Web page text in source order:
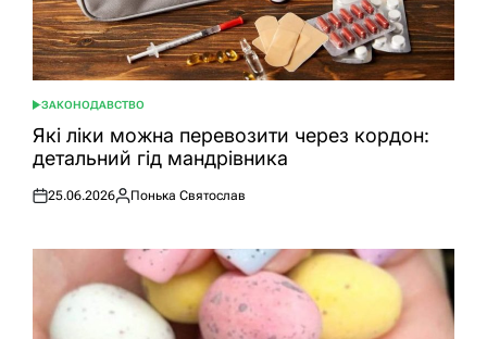
ОПУБЛІКУВАТИ
У
ЗАКОНОДАВСТВО
Які ліки можна перевозити через кордон:
детальний гід мандрівника
Оприлюднено
25.06.2026
Опубліковано
Понька Святослав